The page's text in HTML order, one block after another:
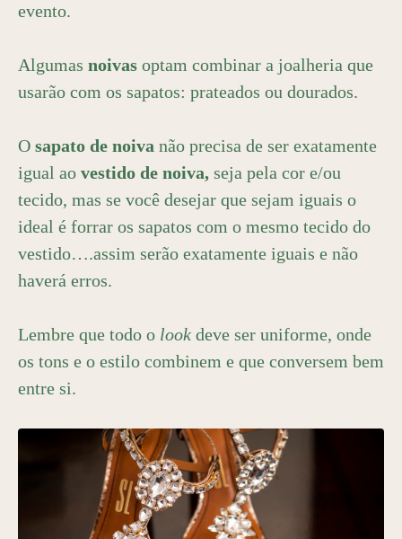
evento.
Algumas noivas optam combinar a joalheria que
usarão com os sapatos: prateados ou dourados.
O sapato de noiva não precisa de ser exatamente
igual ao vestido de noiva, seja pela cor e/ou
tecido, mas se você desejar que sejam iguais o
ideal é forrar os sapatos com o mesmo tecido do
vestido….assim serão exatamente iguais e não
haverá erros.
Lembre que todo o look deve ser uniforme, onde
os tons e o estilo combinem e que conversem bem
entre si.